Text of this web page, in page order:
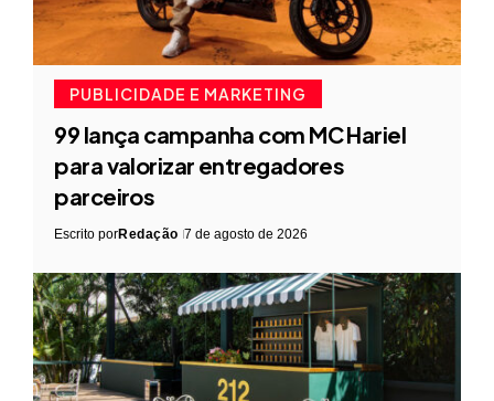
PUBLICIDADE E MARKETING
99 lança campanha com MC Hariel
para valorizar entregadores
parceiros
Escrito porRedação 7 de agosto de 2026